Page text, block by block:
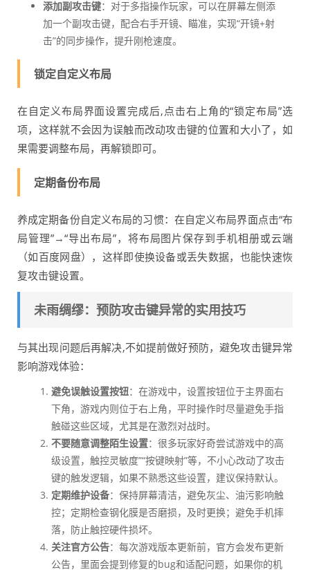
添加副攻击键：对于多指操作玩家，可以在屏幕左侧添
加一个副攻击键，配合右手开镜、瞄准，实现“开镜+射
击”的同步操作，提升刚枪速度。
锁定自定义布局
在自定义布局界面设置完成后,点击右上角的“锁定布局”选
项，这样就不会因为误触而改动攻击键的位置和大小了，如
果需要调整布局，再解锁即可。
定期备份布局
养成定期备份自定义布局的习惯：在自定义布局界面点击“布
局管理”→“导出布局”，将布局图片保存到手机相册或云端
（如百度网盘），这样即使换设备或丢失数据，也能快速恢
复攻击键设置。
未雨绸缪：预防攻击键异常的实用技巧
与其出现问题后再解决,不如提前做好预防，避免攻击键异常
影响游戏体验：
避免误触设置按钮：在游戏中，设置按钮位于主界面右
下角，游戏内则位于右上角，平时操作时尽量避免手指
触碰这些区域，尤其是在激烈对战时。
不要随意调整陌生设置：很多玩家好奇尝试游戏中的高
级设置，触控灵敏度”“按键映射”等，不小心改动了攻击
键的触发逻辑，如果不熟悉这些设置，建议保持默认。
定期维护设备：保持屏幕清洁，避免灰尘、油污影响触
控；定期检查钢化膜是否磨损，及时更换；避免手机摔
落，防止触控硬件损坏。
关注官方公告：每次游戏版本更新前，官方会发布更新
公告，里面会提到修复的bug和适配问题，如果你的机